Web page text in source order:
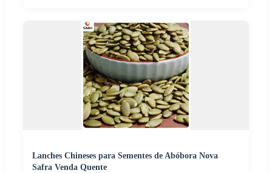
Lanches Chineses para Sementes de Abóbora Nova
Safra Venda Quente